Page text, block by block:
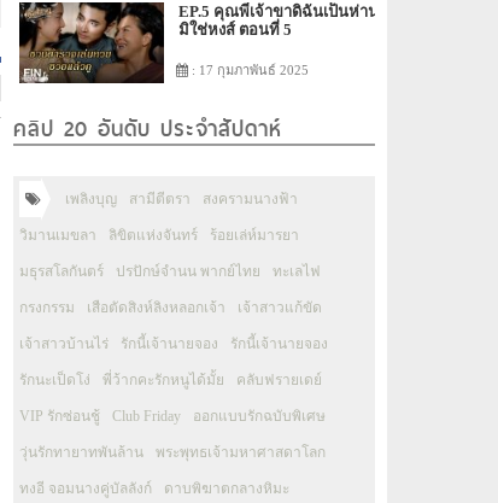
EP.5 คุณพี่เจ้าขาดิฉันเป็นห่าน
มิใช่หงส์ ตอนที่ 5
: 17 กุมภาพันธ์ 2025
คลิป 20 อันดับ ประจำสัปดาห์
เพลิงบุญ สามีตีตรา สงครามนางฟ้า
วิมานเมขลา ลิขิตแห่งจันทร์ ร้อยเล่ห์มารยา
มธุรสโลกันตร์ ปรปักษ์จำนน พากย์ไทย ทะเลไฟ
กรงกรรม เสือตัดสิงห์ลิงหลอกเจ้า เจ้าสาวแก้ขัด
เจ้าสาวบ้านไร่ รักนี้เจ้านายจอง รักนี้เจ้านายจอง
รักนะเป็ดโง่ พี่ว้ากคะรักหนูได้มั้ย คลับฟรายเดย์
VIP รักซ่อนชู้ Club Friday ออกแบบรักฉบับพิเศษ
วุ่นรักทายาทพันล้าน พระพุทธเจ้ามหาศาสดาโลก
ทงอี จอมนางคู่บัลลังก์ ดาบพิฆาตกลางหิมะ